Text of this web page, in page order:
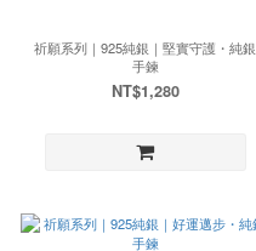
祈願系列｜925純銀｜堅實守護・純銀
手鍊
NT$1,280